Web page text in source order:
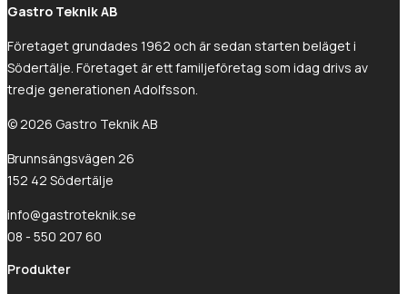
Gastro Teknik AB
Företaget grundades 1962 och är sedan starten beläget i
Södertälje. Företaget är ett familjeföretag som idag drivs av
tredje generationen Adolfsson.
© 2026 Gastro Teknik AB
Brunnsängsvägen 26
152 42 Södertälje
info@gastroteknik.se
08 - 550 207 60
Produkter